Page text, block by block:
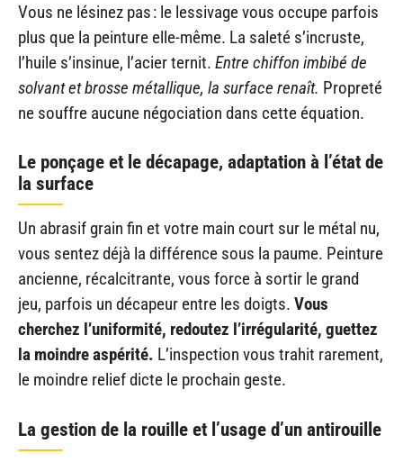
Vous ne lésinez pas : le lessivage vous occupe parfois
plus que la peinture elle-même. La saleté s’incruste,
l’huile s’insinue, l’acier ternit. Entre chiffon imbibé de
solvant et brosse métallique, la surface renaît. Propreté
ne souffre aucune négociation dans cette équation.
Le ponçage et le décapage, adaptation à l’état de
la surface
Un abrasif grain fin et votre main court sur le métal nu,
vous sentez déjà la différence sous la paume. Peinture
ancienne, récalcitrante, vous force à sortir le grand
jeu, parfois un décapeur entre les doigts. Vous
cherchez l’uniformité, redoutez l’irrégularité, guettez
la moindre aspérité. L’inspection vous trahit rarement,
le moindre relief dicte le prochain geste.
La gestion de la rouille et l’usage d’un antirouille